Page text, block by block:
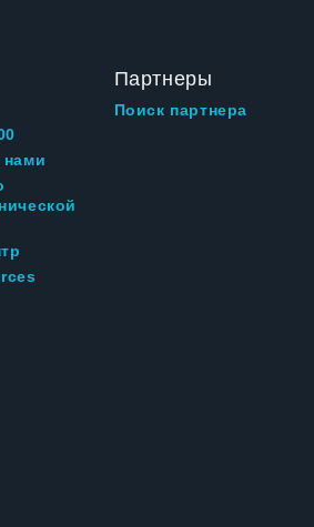
нами
Партнеры
Поиск партнера